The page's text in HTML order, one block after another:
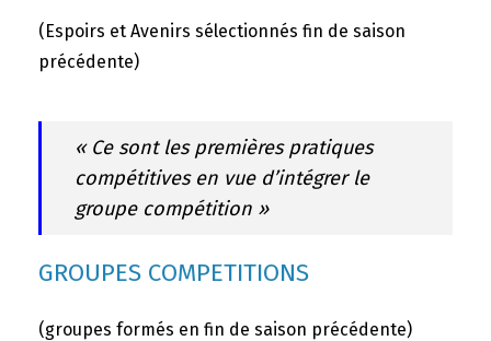
(Espoirs et Avenirs sélectionnés fin de saison
précédente)
« Ce sont les premières pratiques
compétitives en vue d’intégrer le
groupe compétition »
GROUPES COMPETITIONS
(groupes formés en fin de saison précédente)